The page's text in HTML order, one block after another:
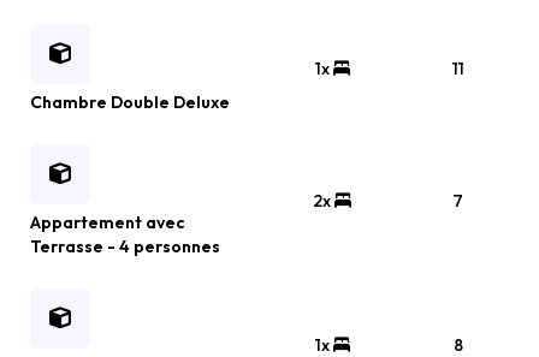
Chambre Double Deluxe
1x 11
Appartement avec
Terrasse - 4 personnes
2x 7
1x 8